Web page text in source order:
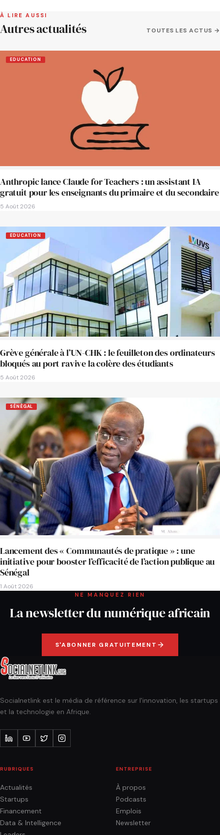
À LIRE AUSSI
Autres actualités TOUTES LES ACTUS →
EDUCATION
Anthropic lance Claude for Teachers : un assistant IA
gratuit pour les enseignants du primaire et du secondaire
5 Août 2026
EDUCATION
Grève générale à l’UN-CHK : le feuilleton des ordinateurs
bloqués au port ravive la colère des étudiants
5 Août 2026
SÉNÉGAL
Lancement des « Communautés de pratique » : une
initiative pour booster l’efficacité de l’action publique au
Sénégal
1 Août 2026
NE MANQUEZ RIEN
La newsletter du numérique africain
S'ABONNER GRATUITEMENT
Socialnetlink est le média de référence sur l'innovation, les startups
et la technologie en Afrique.
RUBRIQUES
Actualités
Startups
Financement
Data & Intelligence
ENTREPRISE
À propos
Podcasts
Emplois
Newsletter